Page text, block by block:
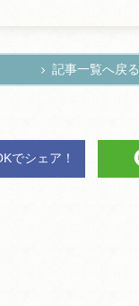
記事一覧へ戻る
でシェア！